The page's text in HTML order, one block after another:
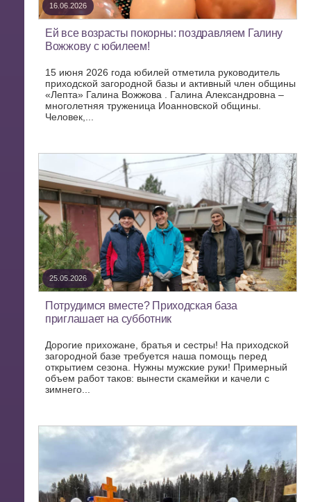
16.06.2026
Ей все возрасты покорны: поздравляем Галину
Вожжову с юбилеем!
15 июня 2026 года юбилей отметила руководитель
приходской загородной базы и активный член общины
«Лепта» Галина Вожжова . Галина Александровна –
многолетняя труженица Иоанновской общины.
Человек,...
25.05.2026
Потрудимся вместе? Приходская база
приглашает на субботник
Дорогие прихожане, братья и сестры! На приходской
загородной базе требуется наша помощь перед
открытием сезона. Нужны мужские руки! Примерный
объем работ таков: вынести скамейки и качели с
зимнего...